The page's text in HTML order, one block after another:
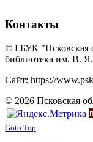
Контакты
© ГБУК "Псковская
библиотека им. В.
Сайт: https://
© 2026 Псковская
Goto Top